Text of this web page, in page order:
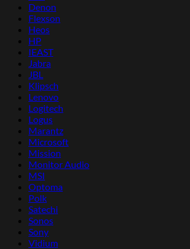
Denon
Flexson
Heos
HP
IEAST
Jabra
JBL
Klipsch
Lenovo
Logitech
Logus
Marantz
Microsoft
Mission
Monitor Audio
MSI
Optoma
Polk
Satechi
Sonos
Sony
Vidium